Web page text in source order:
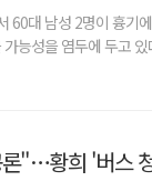
60대 남성 2명이 흉기
능성을 염두에 두고
"…황희 '버스